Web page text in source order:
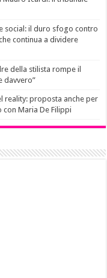
social: il duro sfogo contro
continua a dividere
della stilista rompe il
davvero”
reality: proposta anche per
Maria De Filippi